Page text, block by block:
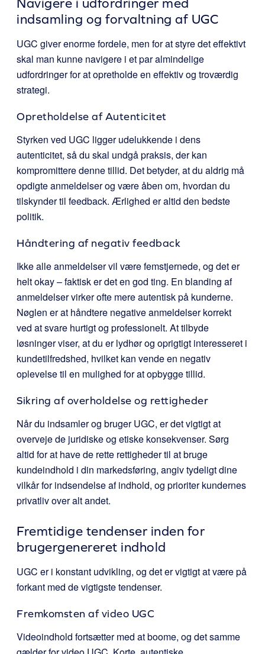
Navigere i udfordringer med
indsamling og forvaltning af UGC
UGC giver enorme fordele, men for at styre det effektivt
skal man kunne navigere i et par almindelige
udfordringer for at opretholde en effektiv og troværdig
strategi.
Opretholdelse af Autenticitet
Styrken ved UGC ligger udelukkende i dens
autenticitet, så du skal undgå praksis, der kan
kompromittere denne tillid. Det betyder, at du aldrig må
opdigte anmeldelser og være åben om, hvordan du
tilskynder til feedback. Ærlighed er altid den bedste
politik.
Håndtering af negativ feedback
Ikke alle anmeldelser vil være femstjernede, og det er
helt okay – faktisk er det en god ting. En blanding af
anmeldelser virker ofte mere autentisk på kunderne.
Nøglen er at håndtere negative anmeldelser korrekt
ved at svare hurtigt og professionelt. At tilbyde
løsninger viser, at du er lydhør og oprigtigt interesseret i
kundetilfredshed, hvilket kan vende en negativ
oplevelse til en mulighed for at opbygge tillid.
Sikring af overholdelse og rettigheder
Når du indsamler og bruger UGC, er det vigtigt at
overveje de juridiske og etiske konsekvenser. Sørg
altid for at have de rette rettigheder til at bruge
kundeindhold i din markedsføring, angiv tydeligt dine
vilkår for indsendelse af indhold, og prioriter kundernes
privatliv over alt andet.
Fremtidige tendenser inden for
brugergenereret indhold
UGC er i konstant udvikling, og det er vigtigt at være på
forkant med de vigtigste tendenser.
Fremkomsten af video UGC
Videoindhold fortsætter med at boome, og det samme